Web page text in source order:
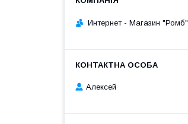
Интернет - Магазин "Ромб"
Алексей